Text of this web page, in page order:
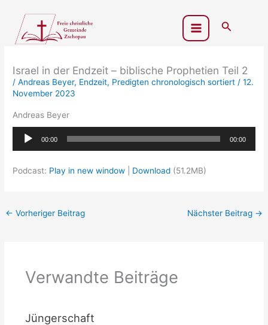
springen
Suchen
Israel in der Endzeit – biblische Prophetien Teil 2
/Andreas Beyer, Endzeit, Predigten chronologisch sortiert /12.
November 2023
Andreas Beyer
Audio-
00:00 00:00
Podcast: Play in new window Download (51.2MB)
← Vorheriger Beitrag Nächster Beitrag →
Verwandte Beiträge
Jüngerschaft